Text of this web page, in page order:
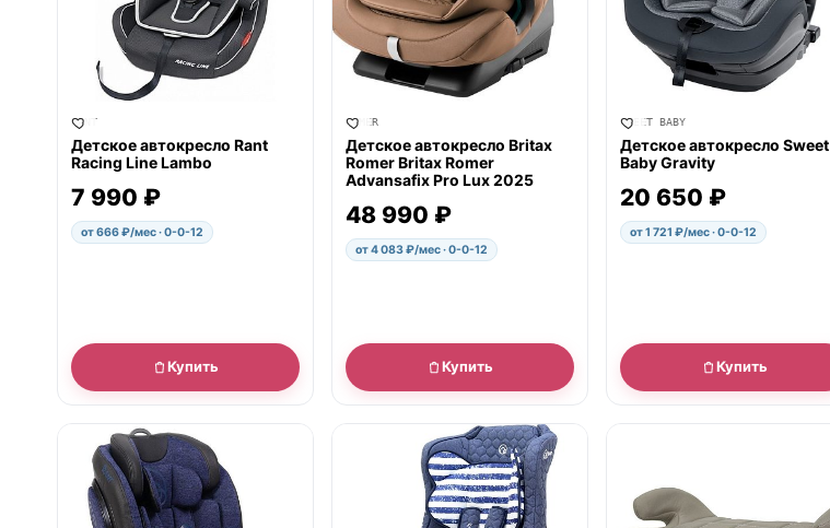
RANT
Детское автокресло Rant
Racing Line Lambo
7 990 ₽
от 666 ₽/мес · 0-0-12
Купить
ROMER
Детское автокресло Britax
Romer Britax Romer
Advansafix Pro Lux 2025
48 990 ₽
от 4 083 ₽/мес · 0-0-12
Купить
SWEET BABY
Детское автокресло Sweet
Baby Gravity
20 650 ₽
от 1 721 ₽/мес · 0-0-12
Купить